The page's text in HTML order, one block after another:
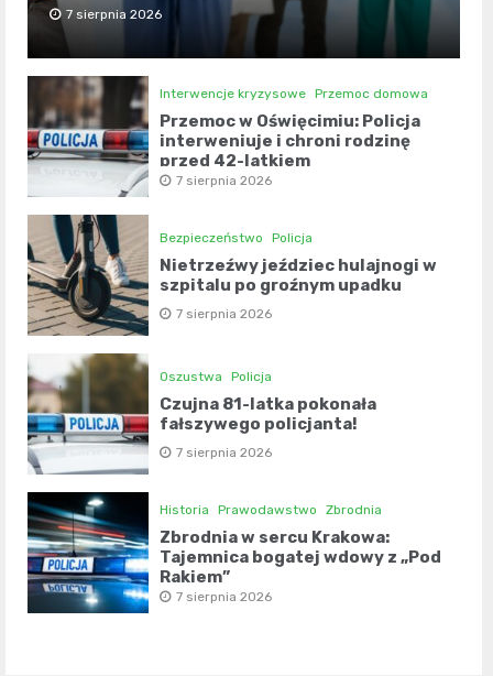
7 sierpnia 2026
Interwencje kryzysowe Przemoc domowa
Przemoc w Oświęcimiu: Policja
interweniuje i chroni rodzinę
przed 42-latkiem
7 sierpnia 2026
Bezpieczeństwo Policja
Nietrzeźwy jeździec hulajnogi w
szpitalu po groźnym upadku
7 sierpnia 2026
Oszustwa Policja
Czujna 81-latka pokonała
fałszywego policjanta!
7 sierpnia 2026
Historia Prawodawstwo Zbrodnia
Zbrodnia w sercu Krakowa:
Tajemnica bogatej wdowy z „Pod
Rakiem”
7 sierpnia 2026